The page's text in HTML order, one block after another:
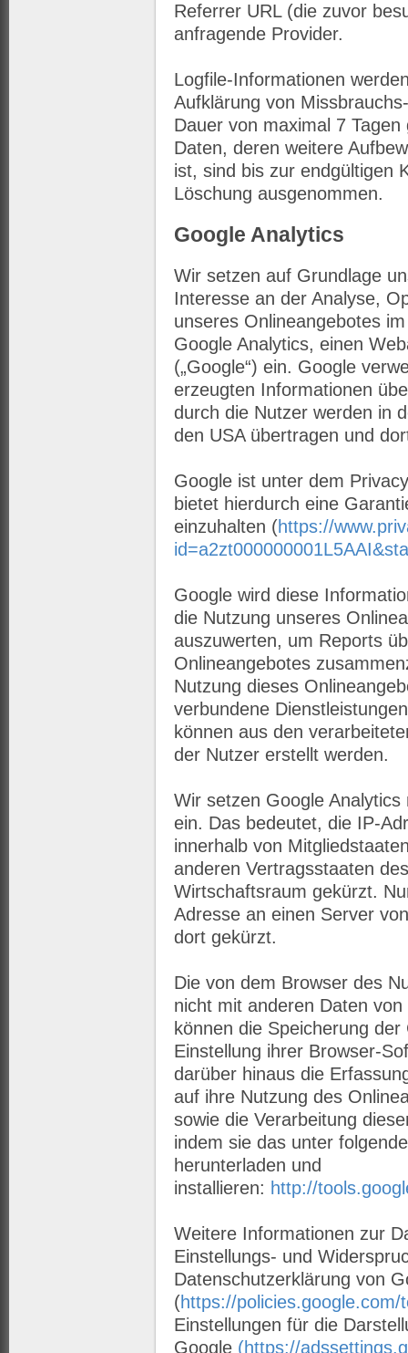
Referrer URL (die zuvor
anfragende Provider.
Logfile-Informationen
Aufklärung von
Dauer von maximal 7
Daten, deren weitere
ist, sind bis zur endgültigen
Löschung ausgenommen.
Google Analytics
Wir setzen auf Grundlage
Interesse an der Analyse,
unseres Onlineangebotes
Google Analytics, einen
(„Google“) ein. Google
erzeugten Informationen
durch die Nutzer werden in
den USA übertragen und
Google ist unter dem
bietet hierdurch eine
einzuhalten (https://
Google wird diese
die Nutzung unseres
auszuwerten, um Reports
Onlineangebotes
Nutzung dieses
verbundene
können aus den
der Nutzer erstellt werden.
Wir setzen Google
ein. Das bedeutet, die IP-
innerhalb von
anderen Vertragsstaaten
Wirtschaftsraum gekürzt.
Adresse an einen Server
dort gekürzt.
Die von dem Browser des
nicht mit anderen Daten
können die Speicherung
Einstellung ihrer Browser-
darüber hinaus die
auf ihre Nutzung des
sowie die Verarbeitung
indem sie das unter
herunterladen und
installieren: http://
Weitere Informationen zur
Einstellungs- und
Datenschutzerklärung von
(https://policies.google.com/
Einstellungen für die
Google (https://